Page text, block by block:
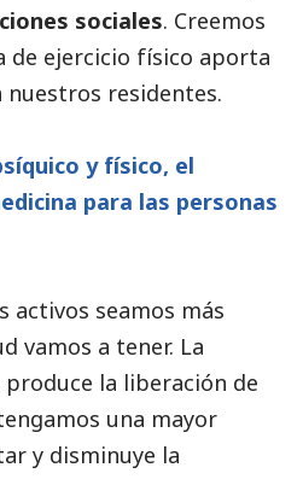
sociales. Creemos
de ejercicio físico aporta
nuestros residentes.
y físico, el
para las personas
activos seamos más
vamos a tener. La
la liberación de
una mayor
y disminuye la